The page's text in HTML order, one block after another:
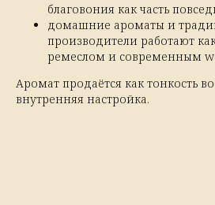
благовония как часть
домашние ароматы и
производители работают
ремеслом и современным
Аромат продаётся как тонкость
внутренняя настройка.